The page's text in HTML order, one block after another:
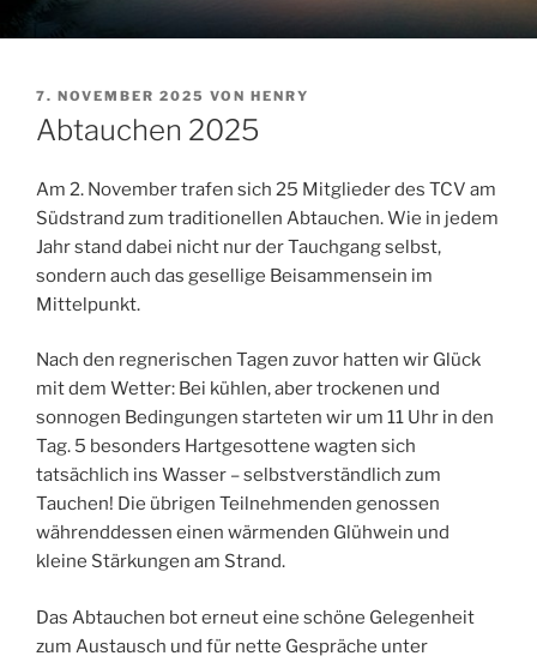
VERÖFFENTLICHT
AM
7. NOVEMBER 2025 VON HENRY
Abtauchen 2025
Am 2. November trafen sich 25 Mitglieder des TCV am
Südstrand zum traditionellen Abtauchen. Wie in jedem
Jahr stand dabei nicht nur der Tauchgang selbst,
sondern auch das gesellige Beisammensein im
Mittelpunkt.
Nach den regnerischen Tagen zuvor hatten wir Glück
mit dem Wetter: Bei kühlen, aber trockenen und
sonnogen Bedingungen starteten wir um 11 Uhr in den
Tag. 5 besonders Hartgesottene wagten sich
tatsächlich ins Wasser – selbstverständlich zum
Tauchen! Die übrigen Teilnehmenden genossen
währenddessen einen wärmenden Glühwein und
kleine Stärkungen am Strand.
Das Abtauchen bot erneut eine schöne Gelegenheit
zum Austausch und für nette Gespräche unter